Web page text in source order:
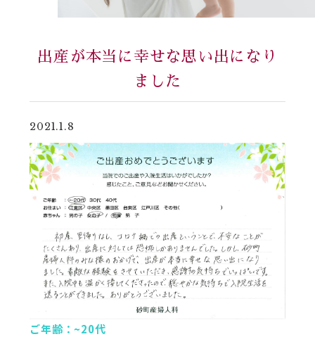
出産が本当に幸せな思い出になり
ました
2021.1.8
ご年齢：~20代